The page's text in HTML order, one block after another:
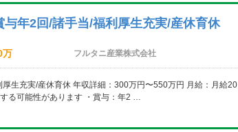
与年2回/諸手当/福利厚生充実/産休育休
万 フルタニ産業株式会社
生充実/産休育休 年収詳細：300万円〜550万円 月給：月給20
る可能性があります ・賞与：年2 …